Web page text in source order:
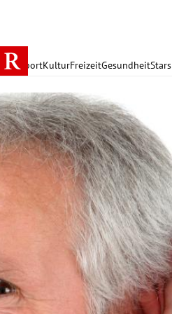
SportKulturFreizeitGesundheitStars